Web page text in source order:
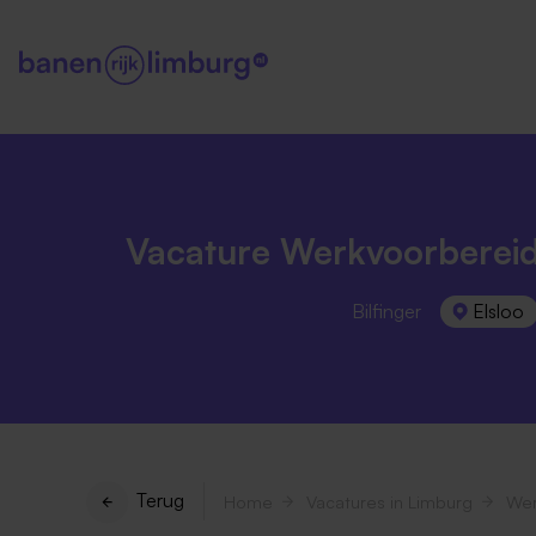
Vacature
Bilfinger Elsloo
Terug